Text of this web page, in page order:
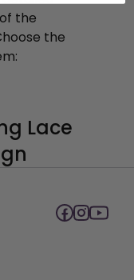
the
the